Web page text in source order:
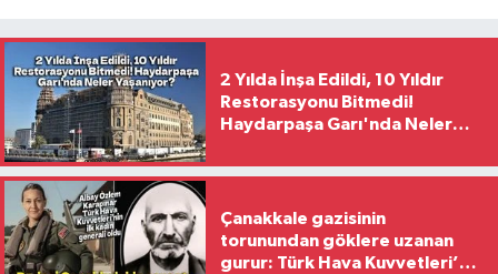
2 Yılda İnşa Edildi, 10 Yıldır
Restorasyonu Bitmedi!
Haydarpaşa Garı'nda Neler
Çanakkale gazisinin
torunundan göklere uzanan
gurur: Türk Hava Kuvvetleri’nin